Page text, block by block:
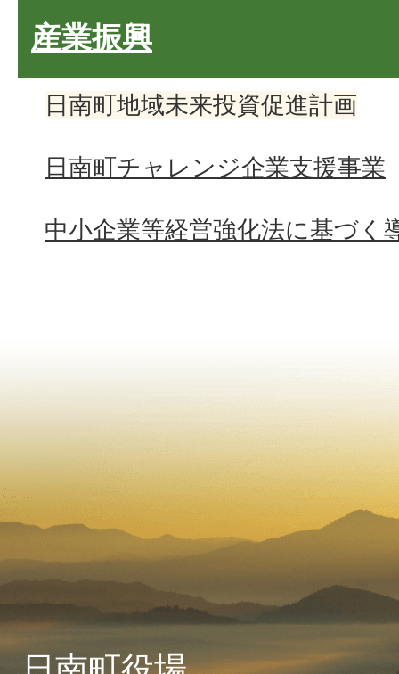
産業振興
日南町地域未来投資促進計画
日南町チャレンジ企業支援事業
中小企業等経営強化法に基づく